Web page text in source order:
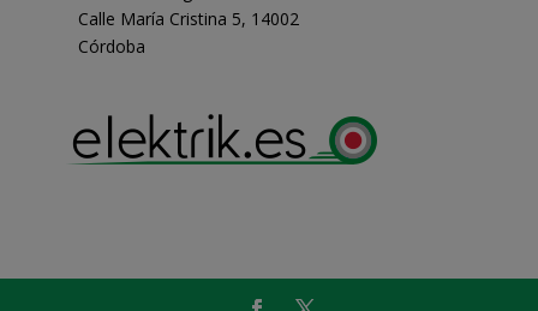
Calle María Cristina 5, 14002
Córdoba